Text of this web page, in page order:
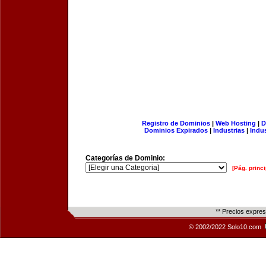
Registro de Dominios| Web Hosting |
Dominios Expirados | Industrias |
Categorías de Dominio:
[Pág.
** Precios
© 2002/2022 Solo10.com